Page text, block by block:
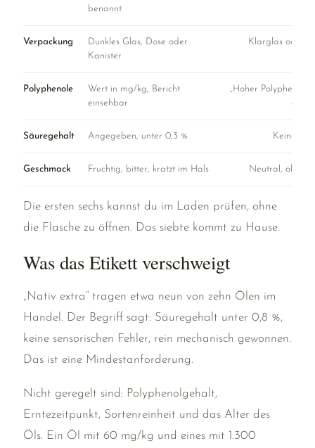
benannt
Verpackung
Dunkles Glas, Dose oder
Kanister
Klarglas oder
Polyphenole
Wert in mg/kg, Bericht
einsehbar
„Hoher
ohne
Säuregehalt Angegeben, unter 0,3 % Keine
Geschmack Fruchtig, bitter, kratzt im Hals Neutral, ohne
Die ersten sechs kannst du im Laden prüfen, ohne
die Flasche zu öffnen. Das siebte kommt zu Hause.
Was das Etikett verschweigt
„Nativ extra“ tragen etwa neun von zehn Ölen im
Handel. Der Begriff sagt: Säuregehalt unter 0,8 %,
keine sensorischen Fehler, rein mechanisch gewonnen.
Das ist eine Mindestanforderung.
Nicht geregelt sind: Polyphenolgehalt,
Erntezeitpunkt, Sortenreinheit und das Alter des
Öls. Ein Öl mit 60 mg/kg und eines mit 1.300